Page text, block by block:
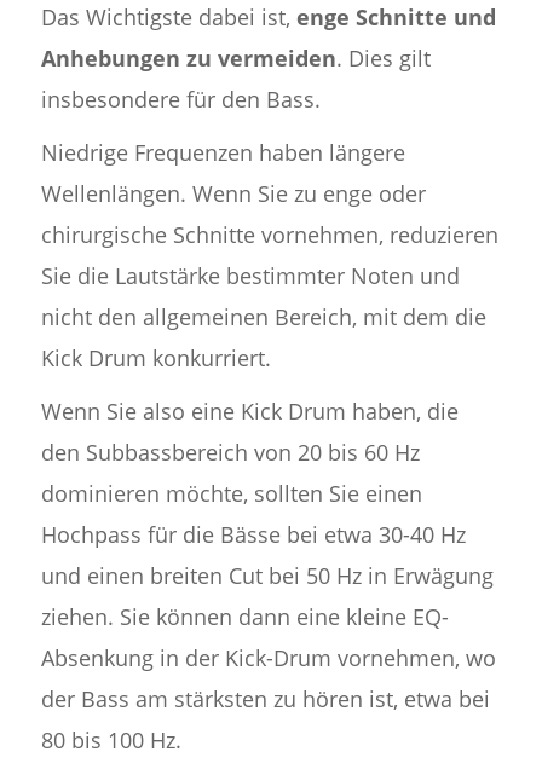
Das Wichtigste dabei ist, enge Schnitte und
Anhebungen zu vermeiden. Dies gilt
insbesondere für den Bass.
Niedrige Frequenzen haben längere
Wellenlängen. Wenn Sie zu enge oder
chirurgische Schnitte vornehmen, reduzieren
Sie die Lautstärke bestimmter Noten und
nicht den allgemeinen Bereich, mit dem die
Kick Drum konkurriert.
Wenn Sie also eine Kick Drum haben, die
den Subbassbereich von 20 bis 60 Hz
dominieren möchte, sollten Sie einen
Hochpass für die Bässe bei etwa 30-40 Hz
und einen breiten Cut bei 50 Hz in Erwägung
ziehen. Sie können dann eine kleine EQ-
Absenkung in der Kick-Drum vornehmen, wo
der Bass am stärksten zu hören ist, etwa bei
80 bis 100 Hz.